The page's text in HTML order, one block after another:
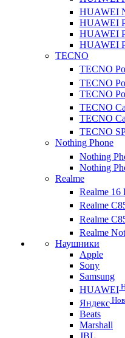
HUAWEI
HUAWEI
HUAWEI
HUAWEI
TECNO
TECNO
TECNO
TECNO
TECNO
TECNO
TECNO
Nothing Phone
Nothing
Nothing
Realme
Realme 16
Realme
Realme
Realme
Наушники
Apple
Sony
Samsung
HUAWEI
Яндекс
Beats
Marshall